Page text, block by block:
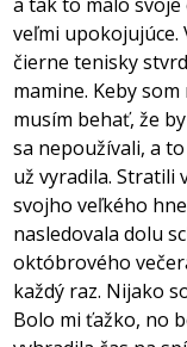
veľmi upokojujúce.
čierne tenisky
mamine. Keby
musím behať, že
sa nepoužívali, a
už vyradila. Stratili
svojho veľkého
nasledovala dolu
októbrového
každý raz. Nijako
Bolo mi ťažko, no